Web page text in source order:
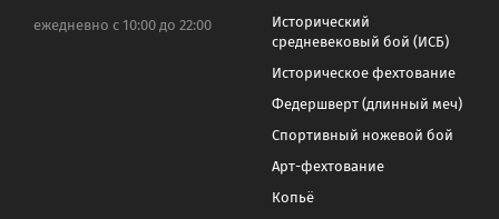
ежедневно с 10:00 до 22:00
Исторический
средневековый бой (ИСБ)
Историческое фехтование
Федершверт (длинный меч)
Спортивный ножевой бой
Арт-фехтование
Копьё